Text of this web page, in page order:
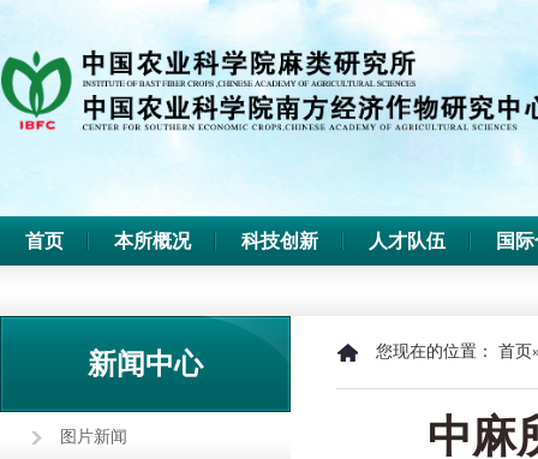
首页 本所概况 科技创新 人才队伍 国
新闻中心
图片新闻
您现在的位置： 首页
中麻